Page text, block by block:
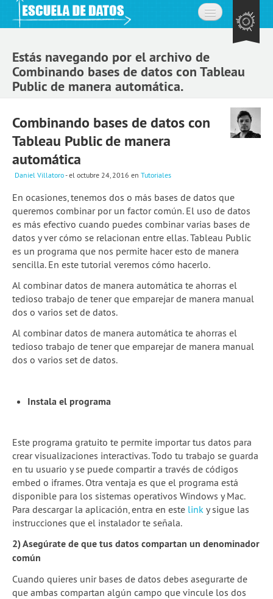
Acerca de
La comunidad
Preguntas frecuentes
Contacto
Aprende
Expedición de datos
Cursos
Explorando datos: la misión
Únete a la comunidad
2a temporada de webinars
Skillshares de Escuela
Guía Quartz: Limpieza de datos
Blog
Estás navegando por el archivo de
Combinando bases de datos con Tableau
Public de manera automática.
Combinando bases de datos con
Tableau Public de manera
automática
Daniel Villatoro- el octubre 24, 2016 en Tutoriales
En ocasiones, tenemos dos o más bases de datos que
queremos combinar por un factor común. El uso de datos
es más efectivo cuando puedes combinar varias bases de
datos y ver cómo se relacionan entre ellas. Tableau Public
es un programa que nos permite hacer esto de manera
sencilla. En este tutorial veremos cómo hacerlo.
Al combinar datos de manera automática te ahorras el
tedioso trabajo de tener que emparejar de manera manual
dos o varios set de datos.
Al combinar datos de manera automática te ahorras el
tedioso trabajo de tener que emparejar de manera manual
dos o varios set de datos.
Instala el programa
Este programa gratuito te permite importar tus datos para
crear visualizaciones interactivas. Todo tu trabajo se guarda
en tu usuario y se puede compartir a través de códigos
embed o iframes. Otra ventaja es que el programa está
disponible para los sistemas operativos Windows y Mac.
Para descargar la aplicación, entra en este link y sigue las
instrucciones que el instalador te señala.
2) Asegúrate de que tus datos compartan un denominador
común
Cuando quieres unir bases de datos debes asegurarte de
que ambas compartan algún campo que vincule los dos